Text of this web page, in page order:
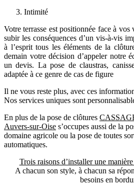
Intimité
Votre terrasse est positionnée face à
subir les conséquences d’un vis-à-vis
à l’esprit tous les éléments de la
demain votre décision d’appeler notre
un devis. La pose de claustras,
adaptée à ce genre de cas de figure
Il ne vous reste plus, avec ces
Nos services uniques sont
En plus de la pose de clôtures
Auvers-sur-Oise s’occupes aussi de la
domaine agricole ou la pose de toutes
automatiques.
Trois raisons d’installer une
A chacun son style, à chacun sa
besoins en